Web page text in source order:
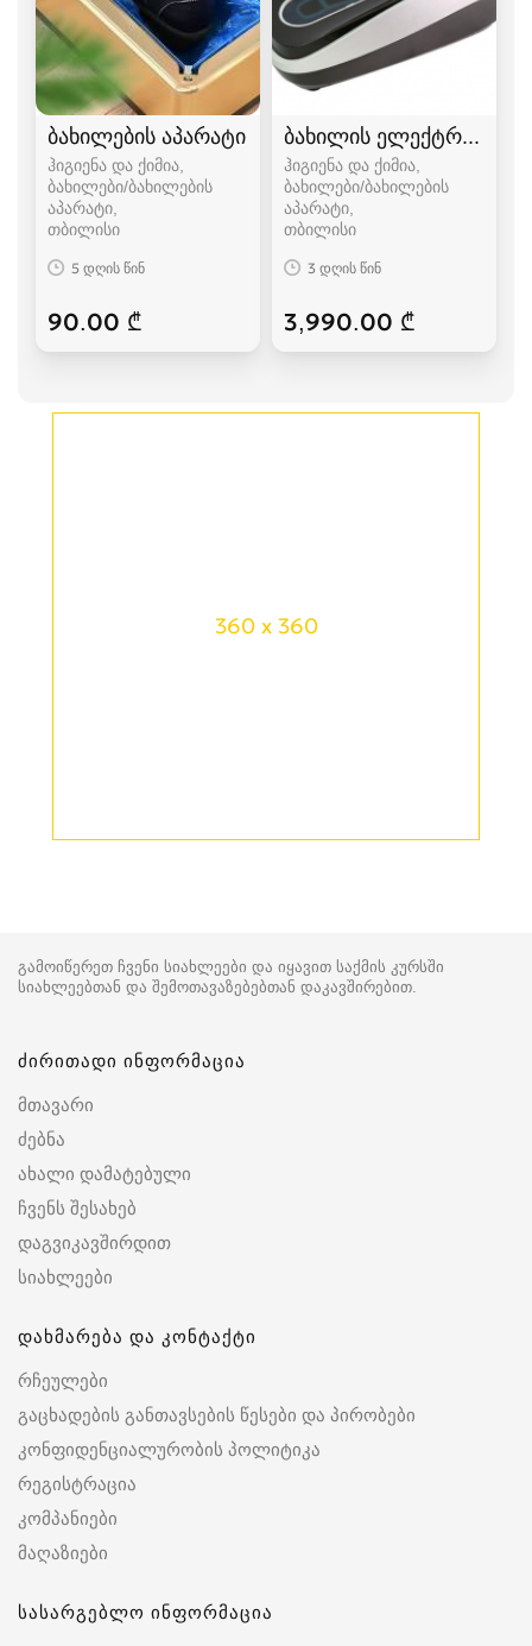
ბახილების აპარატი
ჰიგიენა და ქიმია,
ბახილები/ბახილების
აპარატი
თბილისი
5 დღის წინ
90.00 ₾
ბახილის ელექტრო
ჰიგიენა და ქიმია,
ბახილები/ბახილების
აპარატი
თბილისი
3 დღის წინ
3,990.00 ₾
360 x 360
გამოიწერეთ ჩვენი სიახლეები და იყავით საქმის კურსში
სიახლეებთან და შემოთავაზებებთან დაკავშირებით.
ძირითადი ინფორმაცია
მთავარი
ძებნა
ახალი დამატებული
ჩვენს შესახებ
დაგვიკავშირდით
სიახლეები
დახმარება და კონტაქტი
რჩეულები
გაცხადების განთავსების წესები და პირობები
კონფიდენციალურობის პოლიტიკა
რეგისტრაცია
კომპანიები
მაღაზიები
სასარგებლო ინფორმაცია